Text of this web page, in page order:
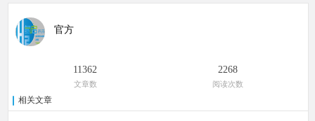
官方
11362
文章数
2268
阅读次数
相关文章